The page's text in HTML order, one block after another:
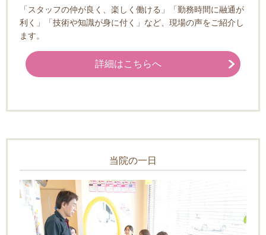
「スタッフの仲が良く、楽しく働ける」「勤務時間に融通が
利く」「技術や知識が身に付く」など、現場の声をご紹介し
ます。
詳細はこちらへ
当院の一日